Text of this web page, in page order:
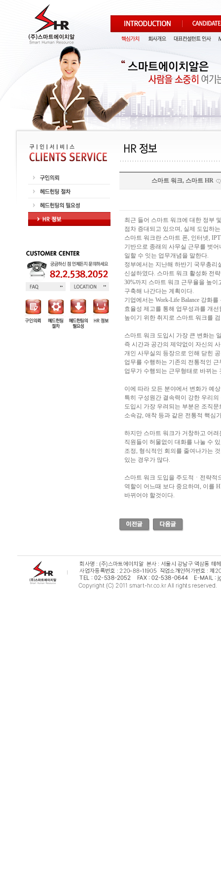
스마트 워크, 스마트 HR
최근 들어 스마트 워크에 대한 정부
점차 증대되고 있으며, 실제 도입하
스마트 워크란 스마트 폰, 인터넷,
기반으로 종래의 사무실 근무를 벗
일할 수 잇는 업무개념을 말한다.
정부에서는 지난해 하반기 국무총리
신설하였다. 스마트 워크 활성화 전
30%까지 스마트 워크 근무율을 높
구축해 나간다는 계획이다.
기업에서는 Work-Life Balance 강화
효율성 제고를 통해 업무성과를 개
높이기 위한 취지로 스마트 워크를
스마트 워크 도입시 가장 큰 변화는
즉 시간과 공간의 제약없이 자신의
개인 사무실의 등장으로 인해 닫힌
업무를 수행하는 기존의 전통적인
업무가 수행되는 근무형태로 바뀌는
이에 따라 모든 분야에서 변화가 예
특히 구성원간 결속력이 강한 우리
도입시 가장 우려되는 부분은 조직
소속감, 애착 등과 같은 전통적 핵심
하지만 스마트 워크가 거창하고 어려
직원들이 허물없이 대화를 나눌 수
조정, 형식적인 회의를 줄여나가는
있는 경우가 많다.
스마트 워크 도입을 주도적ㆍ전략적
역할이 어느때 보다 중요하며, 이를
바뀌어야 할것이다.